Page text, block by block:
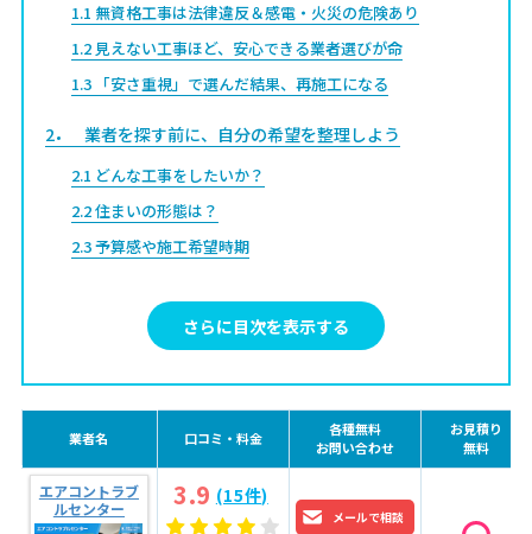
1.1 無資格工事は法律違反＆感電・火災の危険あり
1.2見えない工事ほど、安心できる業者選びが命
1.3「安さ重視」で選んだ結果、再施工になる
2 業者を探す前に、自分の希望を整理しよう
2.1 どんな工事をしたいか？
2.2住まいの形態は？
2.3予算感や施工希望時期
信頼できる業者を見極めるためのチェックポイント
4
実際によくある5つのトラブルと、その回避方法
4.11.無資格者による違法工事での火災や感電のリスク
4.22.安い見積もりで契約し当日に高額な追加請求
4.33.施工後すぐに不具合が発生、再訪は有料／対応しても
さらに目次を表示する
業者名 口コミ・料金
各種無料
お問い合わせ
お見積り
無料
エアコントラブ
ルセンター
3.9 (15件)
メールで相談